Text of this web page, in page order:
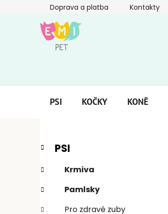
Doprava a platba Kontakty
PSI KOČKY KONĚ
P
s
r
a
Přeskočit
kategorie
K
a
e
g
o
r
PSI
Krmiva
Pamlsky
Pro zdravé zuby